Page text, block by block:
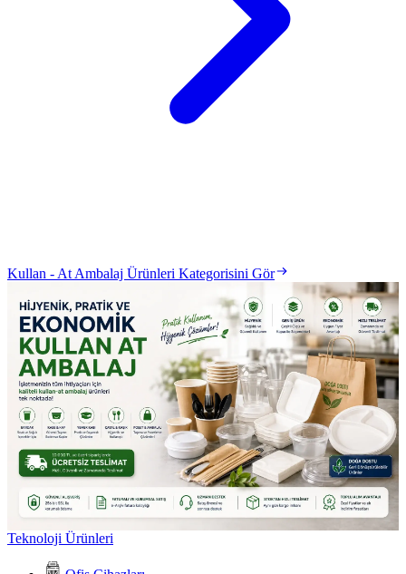
Kullan - At Ambalaj Ürünleri Kategorisini Gör
Teknoloji Ürünleri